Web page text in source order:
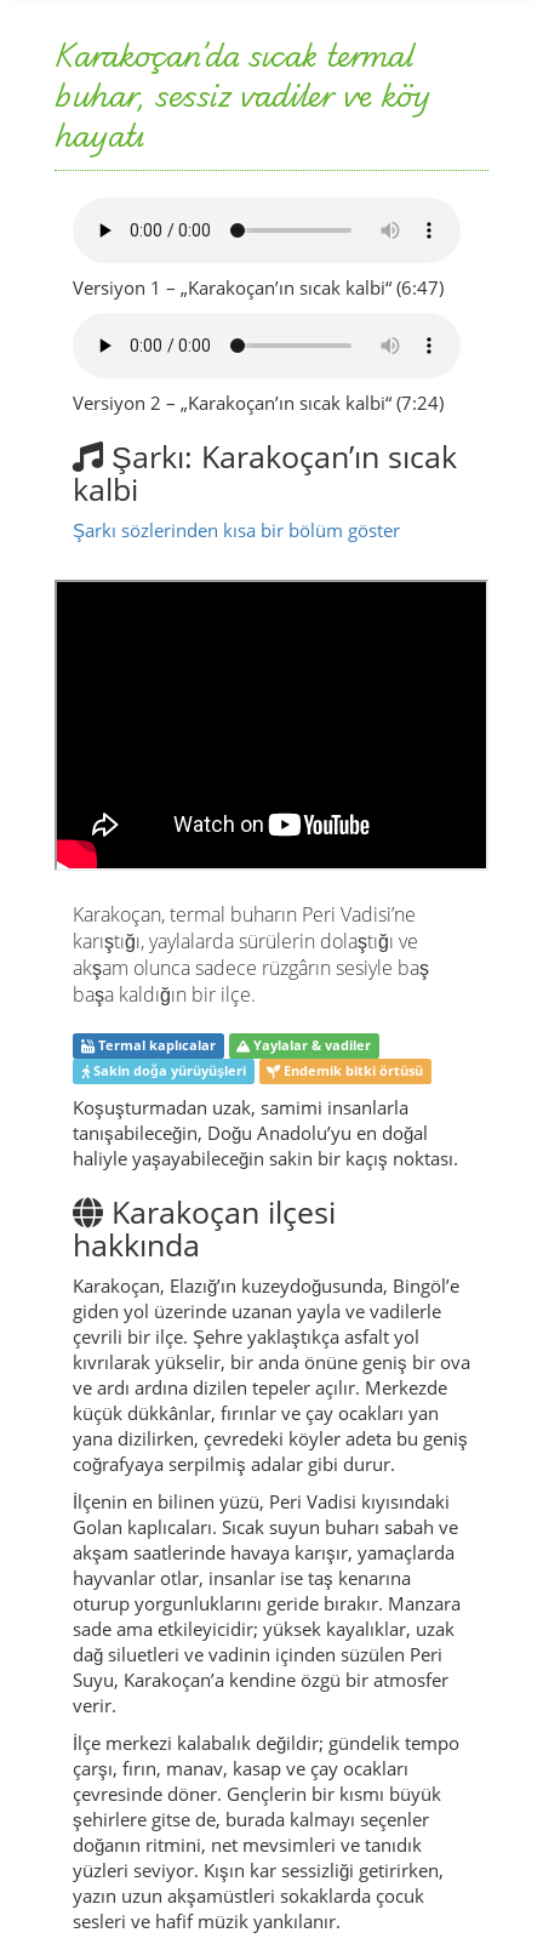
Karakoçan’da sıcak termal
buhar, sessiz vadiler ve köy
hayatı
Versiyon 1 – „Karakoçan’ın sıcak kalbi“ (6:47)
Versiyon 2 – „Karakoçan’ın sıcak kalbi“ (7:24)
Şarkı: Karakoçan’ın sıcak
kalbi
Şarkı sözlerinden kısa bir bölüm göster
Karakoçan, termal buharın Peri Vadisi’ne
karıştığı, yaylalarda sürülerin dolaştığı ve
akşam olunca sadece rüzgârın sesiyle baş
başa kaldığın bir ilçe.
Termal kaplıcalar
Yaylalar & vadiler
Sakin doğa yürüyüşleri
Endemik bitki örtüsü
Koşuşturmadan uzak, samimi insanlarla
tanışabileceğin, Doğu Anadolu’yu en doğal
haliyle yaşayabileceğin sakin bir kaçış noktası.
Karakoçan ilçesi
hakkında
Karakoçan, Elazığ’ın kuzeydoğusunda, Bingöl’e
giden yol üzerinde uzanan yayla ve vadilerle
çevrili bir ilçe. Şehre yaklaştıkça asfalt yol
kıvrılarak yükselir, bir anda önüne geniş bir ova
ve ardı ardına dizilen tepeler açılır. Merkezde
küçük dükkânlar, fırınlar ve çay ocakları yan
yana dizilirken, çevredeki köyler adeta bu geniş
coğrafyaya serpilmiş adalar gibi durur.
İlçenin en bilinen yüzü, Peri Vadisi kıyısındaki
Golan kaplıcaları. Sıcak suyun buharı sabah ve
akşam saatlerinde havaya karışır, yamaçlarda
hayvanlar otlar, insanlar ise taş kenarına
oturup yorgunluklarını geride bırakır. Manzara
sade ama etkileyicidir; yüksek kayalıklar, uzak
dağ siluetleri ve vadinin içinden süzülen Peri
Suyu, Karakoçan’a kendine özgü bir atmosfer
verir.
İlçe merkezi kalabalık değildir; gündelik tempo
çarşı, fırın, manav, kasap ve çay ocakları
çevresinde döner. Gençlerin bir kısmı büyük
şehirlere gitse de, burada kalmayı seçenler
doğanın ritmini, net mevsimleri ve tanıdık
yüzleri seviyor. Kışın kar sessizliği getirirken,
yazın uzun akşamüstleri sokaklarda çocuk
sesleri ve hafif müzik yankılanır.